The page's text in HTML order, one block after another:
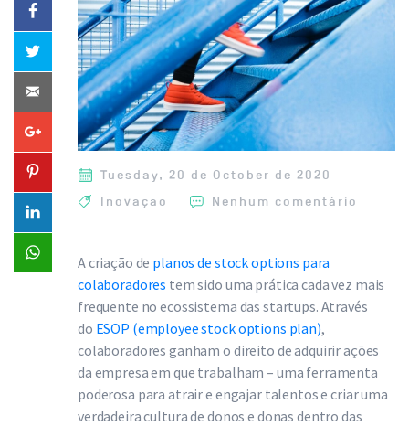
Tuesday, 20 de October de 2020
Inovação
Nenhum comentário
A criação de planos de stock options para
colaboradores tem sido uma prática cada vez mais
frequente no ecossistema das startups. Através
do ESOP (employee stock options plan),
colaboradores ganham o direito de adquirir ações
da empresa em que trabalham – uma ferramenta
poderosa para atrair e engajar talentos e criar uma
verdadeira cultura de donos e donas dentro das